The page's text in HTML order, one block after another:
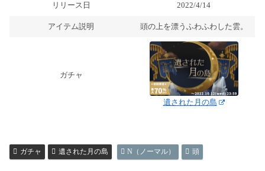
リリース日 2022/4/14
アイテム説明 頭の上を漂うふわふわした雲。
ガチャ
遺された月の島
ガチャ 遺された月の島 N（ノーマル） 頭